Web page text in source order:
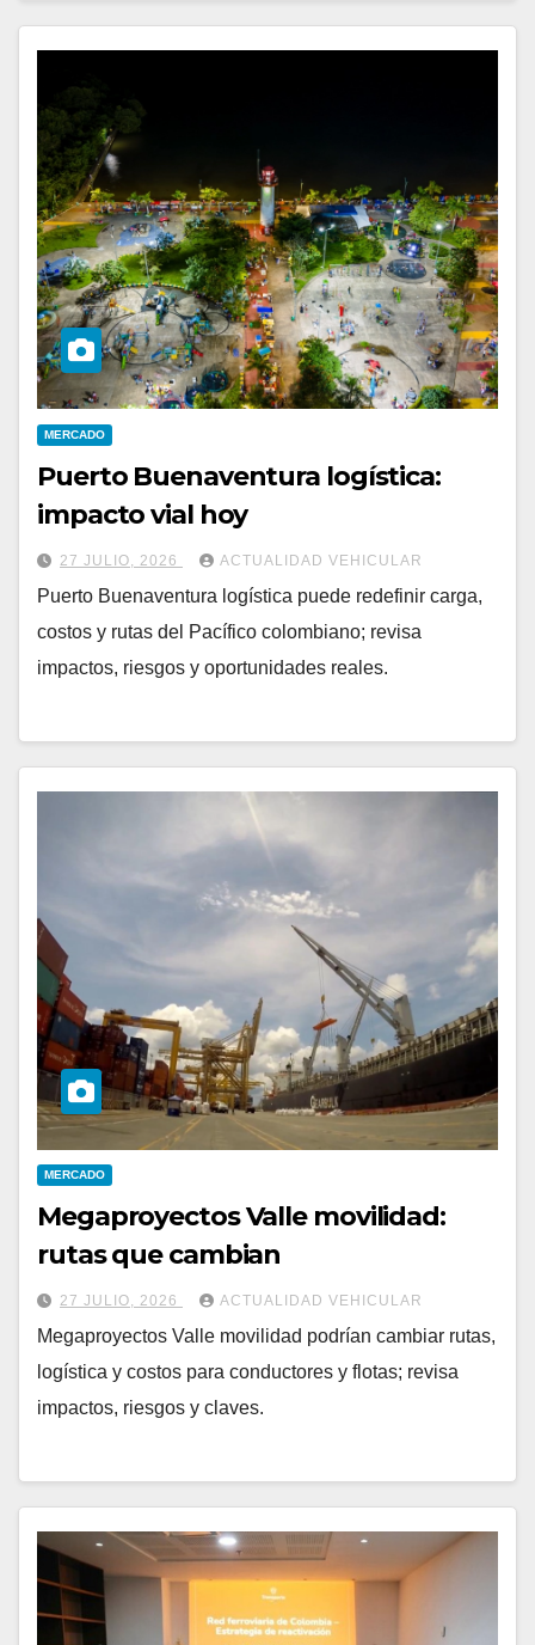
MERCADO
Puerto Buenaventura logística:
impacto vial hoy
27 JULIO, 2026 ACTUALIDAD VEHICULAR
Puerto Buenaventura logística puede redefinir carga,
costos y rutas del Pacífico colombiano; revisa
impactos, riesgos y oportunidades reales.
MERCADO
Megaproyectos Valle movilidad:
rutas que cambian
27 JULIO, 2026 ACTUALIDAD VEHICULAR
Megaproyectos Valle movilidad podrían cambiar rutas,
logística y costos para conductores y flotas; revisa
impactos, riesgos y claves.